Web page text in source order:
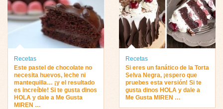
Recetas
Este pastel de chocolate no
necesita huevos, leche ni
mantequilla… ¡y el resultado
es increíble! Si te gusta dinos
HOLA y dale a Me Gusta
MIREN …
Recetas
Si eres un fanático de la Torta
Selva Negra, ¡espero que
pruebes esta versión! Si te
gusta dinos HOLA y dale a
Me Gusta MIREN …